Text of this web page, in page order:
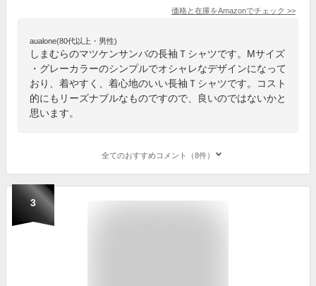
価格と在庫をAmazonでチェック >>
aualone(80代以上・男性)
しまむらのマツケンサンバの長袖Ｔシャツです。Mサイズ
・グレーカラーのシンプルでオシャレなデザインになって
おり、着やすく、着心地のいい長袖Ｔシャツです。コスト
的にもリーズナブルなものですので、良いのではないかと
思います。
全てのおすすめコメント（8件）
3